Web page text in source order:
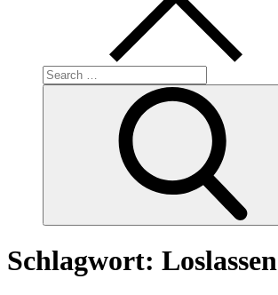
Search
for:
Schlagwort: Loslassen